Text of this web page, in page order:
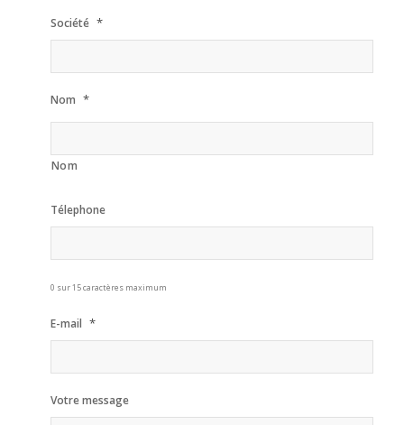
Société *
Nom *
Nom
Télephone
0 sur 15 caractères maximum
E-mail *
Votre message